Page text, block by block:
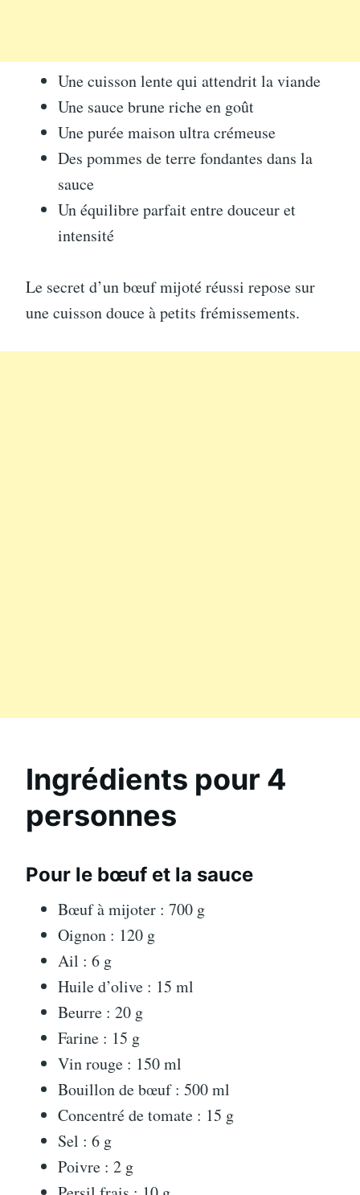
Une cuisson lente qui attendrit la viande
Une sauce brune riche en goût
Une purée maison ultra crémeuse
Des pommes de terre fondantes dans la
sauce
Un équilibre parfait entre douceur et
intensité
Le secret d’un bœuf mijoté réussi repose sur
une cuisson douce à petits frémissements.
Ingrédients pour 4
personnes
Pour le bœuf et la sauce
Bœuf à mijoter : 700 g
Oignon : 120 g
Ail : 6 g
Huile d’olive : 15 ml
Beurre : 20 g
Farine : 15 g
Vin rouge : 150 ml
Bouillon de bœuf : 500 ml
Concentré de tomate : 15 g
Sel : 6 g
Poivre : 2 g